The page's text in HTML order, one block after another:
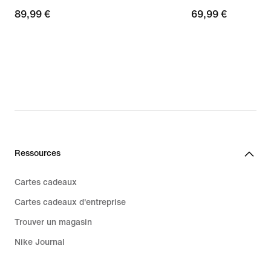
89,99 €
89,99 €
69,99 €
69,99 €
Ressources
Cartes cadeaux
Cartes cadeaux d'entreprise
Trouver un magasin
Nike Journal